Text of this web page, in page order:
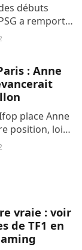
débuts
a remporté
victoire de
grâce à Zlatan
joueur est
: Anne
place Anne
position, loin
Fillon et les
UMP,
de la
La...
vraie : voir
de TF1 en